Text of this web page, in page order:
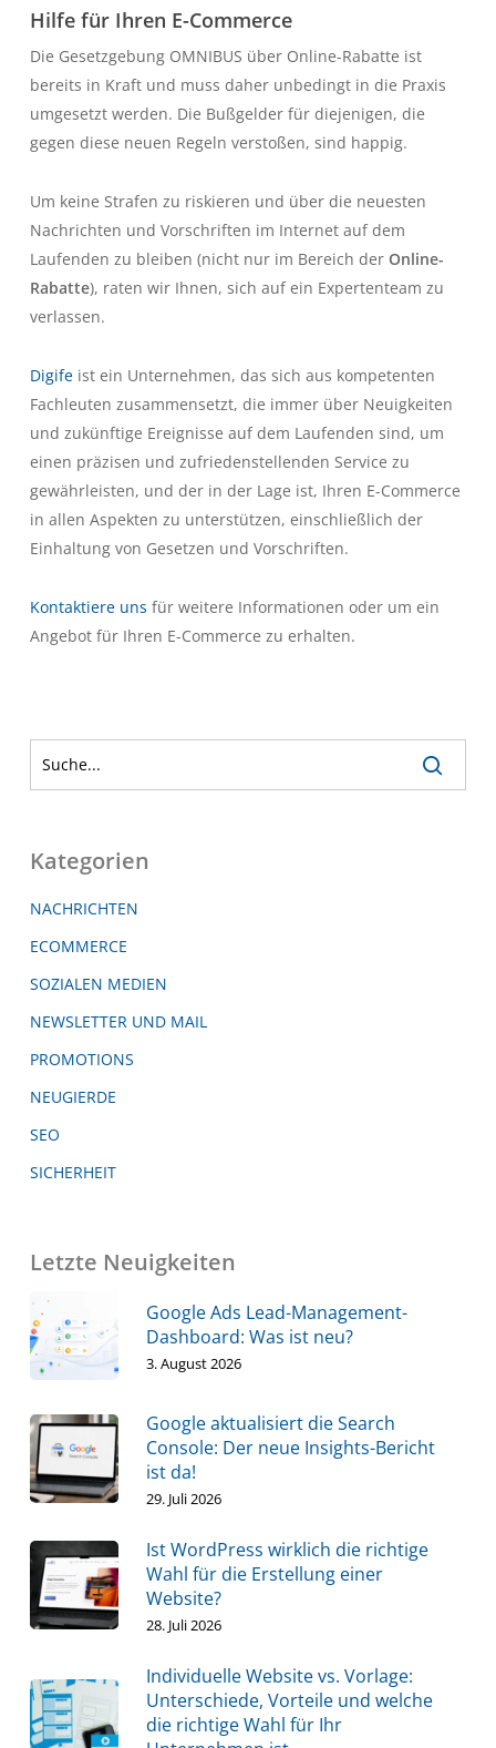
Hilfe für Ihren E-Commerce
Die Gesetzgebung OMNIBUS über Online-Rabatte ist
bereits in Kraft und muss daher unbedingt in die Praxis
umgesetzt werden. Die Bußgelder für diejenigen, die
gegen diese neuen Regeln verstoßen, sind happig.
Um keine Strafen zu riskieren und über die neuesten
Nachrichten und Vorschriften im Internet auf dem
Laufenden zu bleiben (nicht nur im Bereich der Online-
Rabatte), raten wir Ihnen, sich auf ein Expertenteam zu
verlassen.
Digifeist ein Unternehmen, das sich aus kompetenten
Fachleuten zusammensetzt, die immer über Neuigkeiten
und zukünftige Ereignisse auf dem Laufenden sind, um
einen präzisen und zufriedenstellenden Service zu
gewährleisten, und der in der Lage ist, Ihren E-Commerce
in allen Aspekten zu unterstützen, einschließlich der
Einhaltung von Gesetzen und Vorschriften.
Kontaktiere uns für weitere Informationen oder um ein
Angebot für Ihren E-Commerce zu erhalten.
Kategorien
NACHRICHTEN
ECOMMERCE
SOZIALEN MEDIEN
NEWSLETTER UND MAIL
PROMOTIONS
NEUGIERDE
SEO
SICHERHEIT
Letzte Neuigkeiten
Google Ads Lead-Management-
Dashboard: Was ist neu?
3. August 2026
Google aktualisiert die Search
Console: Der neue Insights-Bericht
ist da!
29. Juli 2026
Ist WordPress wirklich die richtige
Wahl für die Erstellung einer
Website?
28. Juli 2026
Individuelle Website vs. Vorlage:
Unterschiede, Vorteile und welche
die richtige Wahl für Ihr